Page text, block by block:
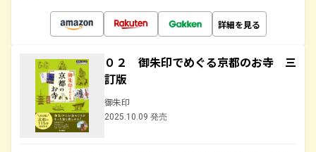
詳細を見る
０２ 御朱印でめぐる京都のお寺 三
訂版
御朱印
2025.10.09 発売